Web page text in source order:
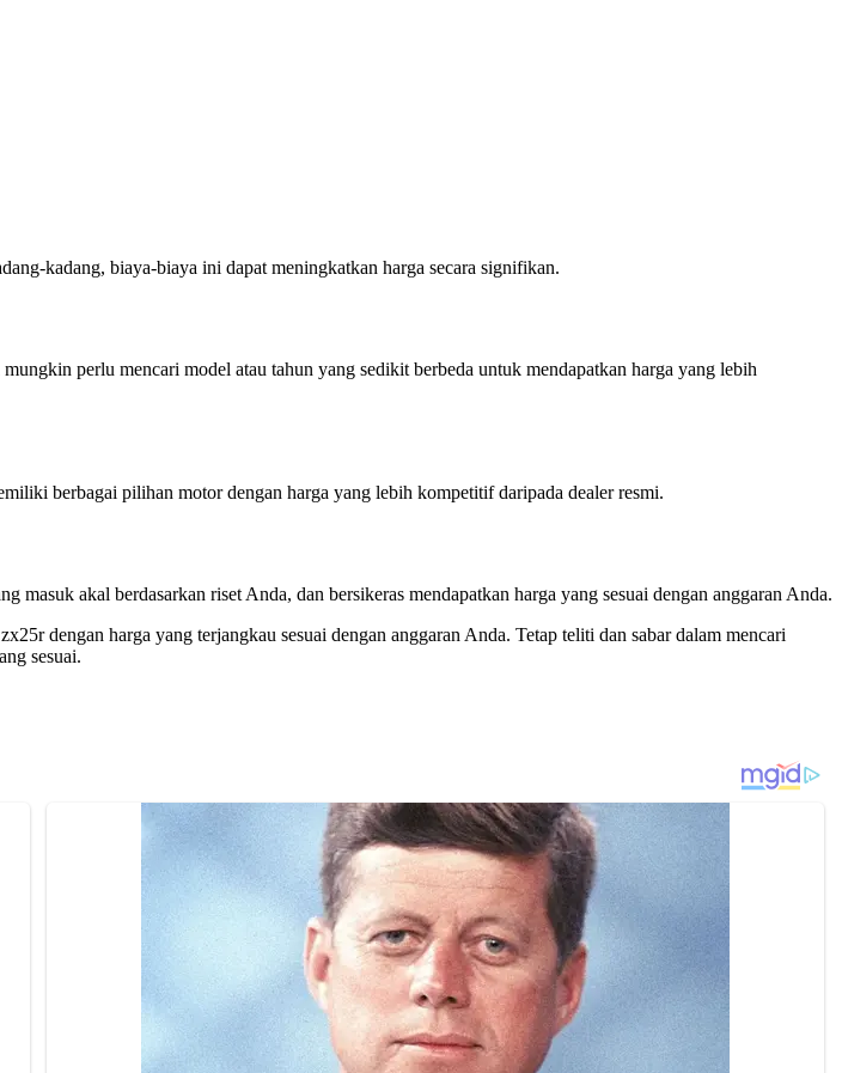
kadang, biaya-biaya ini dapat meningkatkan harga secara signifikan.
perlu mencari model atau tahun yang sedikit berbeda untuk mendapatkan harga yang lebih
berbagai pilihan motor dengan harga yang lebih kompetitif daripada dealer resmi.
akal berdasarkan riset Anda, dan bersikeras mendapatkan harga yang sesuai dengan anggaran Anda.
dengan harga yang terjangkau sesuai dengan anggaran Anda. Tetap teliti dan sabar dalam mencari
sesuai.